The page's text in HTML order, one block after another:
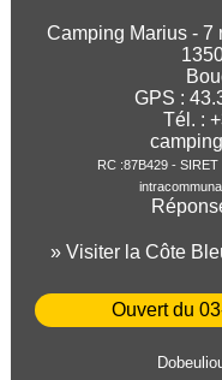
Camping Marius - 7
GPS :
Tél. :
RC :87B429 -
» Visiter la Côte
Ouvert du